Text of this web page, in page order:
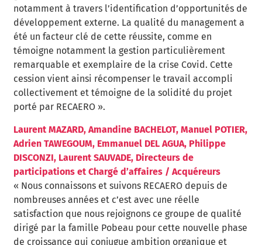
notamment à travers l’identification d’opportunités de
développement externe. La qualité du management a
été un facteur clé de cette réussite, comme en
témoigne notamment la gestion particulièrement
remarquable et exemplaire de la crise Covid. Cette
cession vient ainsi récompenser le travail accompli
collectivement et témoigne de la solidité du projet
porté par RECAERO ».
Laurent MAZARD, Amandine BACHELOT, Manuel POTIER,
Adrien TAWEGOUM, Emmanuel DEL AGUA, Philippe
DISCONZI, Laurent SAUVADE, Directeurs de
participations et Chargé d’affaires / Acquéreurs
« Nous connaissons et suivons RECAERO depuis de
nombreuses années et c’est avec une réelle
satisfaction que nous rejoignons ce groupe de qualité
dirigé par la famille Pobeau pour cette nouvelle phase
de croissance qui conjugue ambition organique et